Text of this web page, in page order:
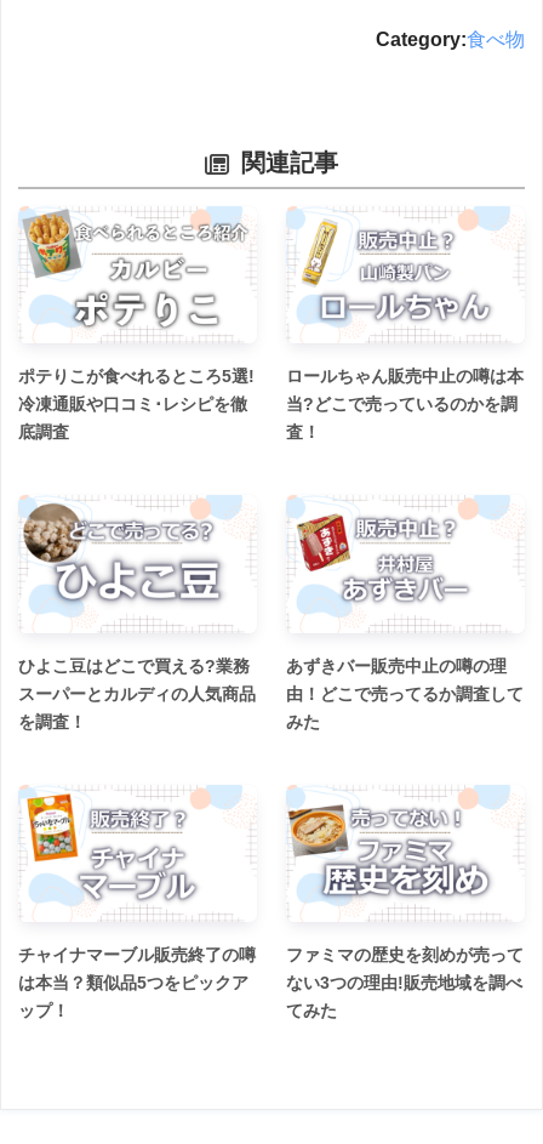
Category:食べ物
関連記事
ポテりこが食べれるところ5選!
冷凍通販や口コミ･レシピを徹
底調査
ロールちゃん販売中止の噂は本
当?どこで売っているのかを調
査！
ひよこ豆はどこで買える?業務
スーパーとカルディの人気商品
を調査！
あずきバー販売中止の噂の理
由！どこで売ってるか調査して
みた
チャイナマーブル販売終了の噂
は本当？類似品5つをピックア
ップ！
ファミマの歴史を刻めが売って
ない3つの理由!販売地域を調べ
てみた